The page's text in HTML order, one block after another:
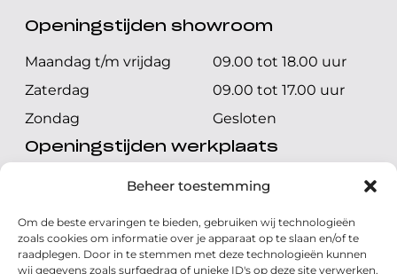
Beheer toestemming
Om de beste ervaringen te bieden, gebruiken wij technologieën
zoals cookies om informatie over je apparaat op te slaan en/of te
raadplegen. Door in te stemmen met deze technologieën kunnen
wij gegevens zoals surfgedrag of unieke ID's op deze site verwerken.
Openingstijden showroom
Maandag t/m vrijdag
09.00 tot 18.00 uur
Zaterdag
09.00 tot 17.00 uur
Zondag
Gesloten
Openingstijden werkplaats
Maandag t/m vrijdag
08.00 tot 17.00 uur
Zondag
Gesloten